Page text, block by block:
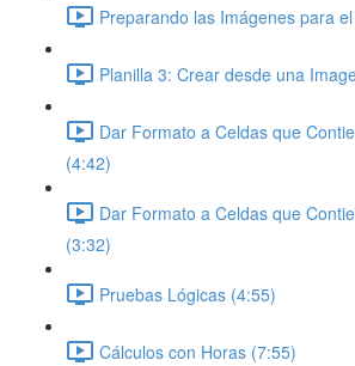
Preparando las Imágenes para
Planilla 3: Crear desde una
Dar Formato a Celdas que
(4:42)
Dar Formato a Celdas que
(3:32)
Pruebas Lógicas (4:55)
Cálculos con Horas (7:55)